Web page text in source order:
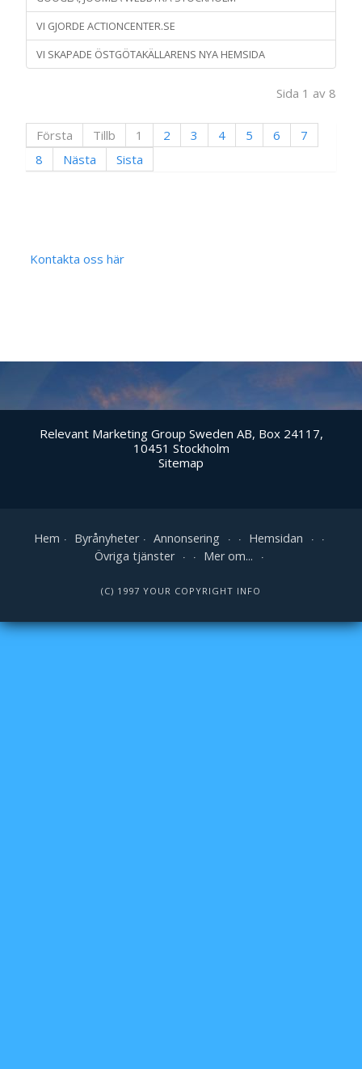
VI GJORDE ACTIONCENTER.SE
VI SKAPADE ÖSTGÖTAKÄLLARENS NYA HEMSIDA
Sida 1 av 8
Första Tillb 1 2 3 4 5 6
7
8
Nästa Sista
Kontakta oss här
Relevant Marketing Group Sweden AB, Box 24117,
10451 Stockholm
Sitemap
Hem Byrånyheter Annonsering
Hemsidan
Övriga tjänster
Mer om...
(C) 1997 YOUR COPYRIGHT INFO